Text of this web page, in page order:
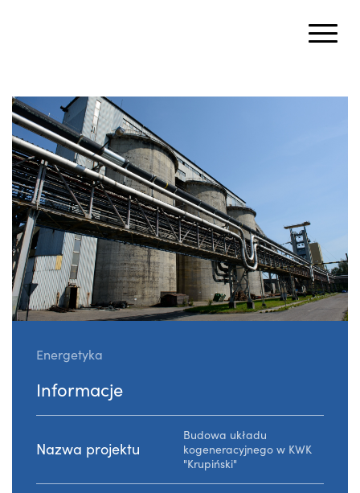
Energetyka
Informacje
Nazwa projektu
Budowa układu
kogeneracyjnego w KWK
"Krupiński"